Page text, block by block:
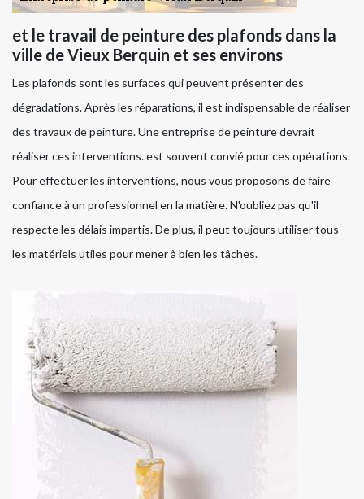
et le travail de peinture des plafonds dans la
ville de Vieux Berquin et ses environs
Les plafonds sont les surfaces qui peuvent présenter des
dégradations. Après les réparations, il est indispensable de réaliser
des travaux de peinture. Une entreprise de peinture devrait
réaliser ces interventions. est souvent convié pour ces opérations.
Pour effectuer les interventions, nous vous proposons de faire
confiance à un professionnel en la matière. N'oubliez pas qu'il
respecte les délais impartis. De plus, il peut toujours utiliser tous
les matériels utiles pour mener à bien les tâches.